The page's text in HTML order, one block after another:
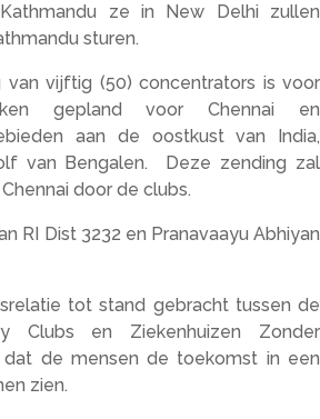
ze in New Delhi zullen
sturen.
van vijftig (50) concentrators is voor
gepland voor Chennai en
aan de oostkust van India,
van Bengalen. Deze zending zal
door de clubs.
RI Dist 3232 en Pranavaayu Abhiyan
tot stand gebracht tussen de
Clubs en Ziekenhuizen Zonder
de mensen de toekomst in een
zien.